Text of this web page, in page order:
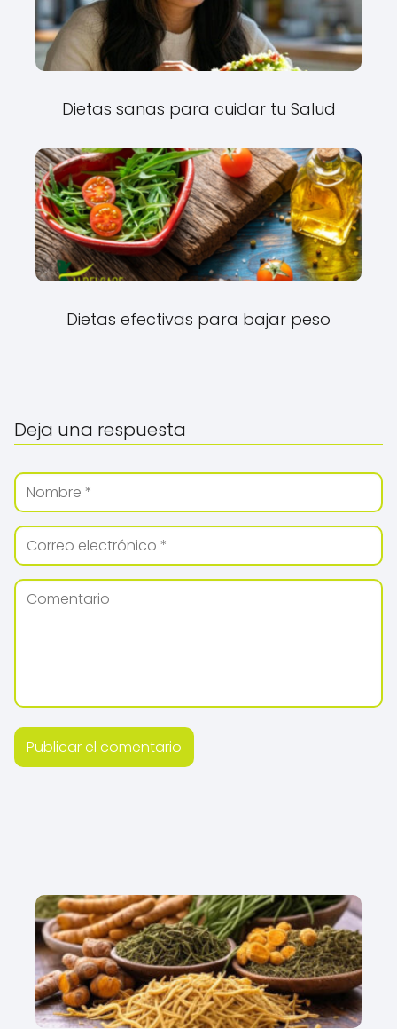
Dietas sanas para cuidar tu Salud
Dietas efectivas para bajar peso
Deja una respuesta